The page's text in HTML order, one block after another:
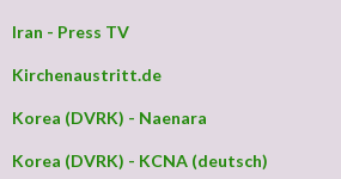
Iran - Press TV
Kirchenaustritt.de
Korea (DVRK) - Naenara
Korea (DVRK) - KCNA (deutsch)